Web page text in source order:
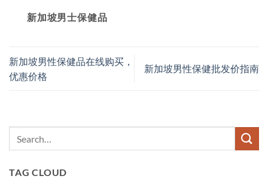
新加坡男士保健品
新加坡男性保健品在线购买，
优惠价格
新加坡男性保健批发价指南
TAG CLOUD